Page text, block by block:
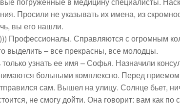
Просили не указывать их имена, из
вы его нашли.
Профессионалы. Справляются с огромным
выделить – все прекрасны, все молодцы.
узнать ее имя – Софья. Назначили
больными комплексно. Перед
сам. Вышел на улицу. Солнце бьет,
не смогу дойти. Она говорит: вам как по